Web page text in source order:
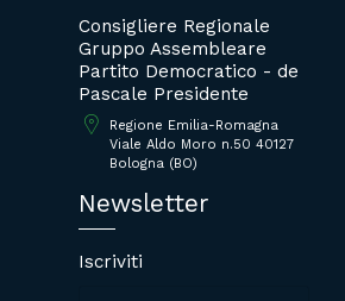
Consigliere Regionale
Gruppo Assembleare
Partito Democratico - de
Pascale Presidente
Regione Emilia-Romagna
Viale Aldo Moro n.50 40127
Bologna (BO)
Newsletter
Iscriviti